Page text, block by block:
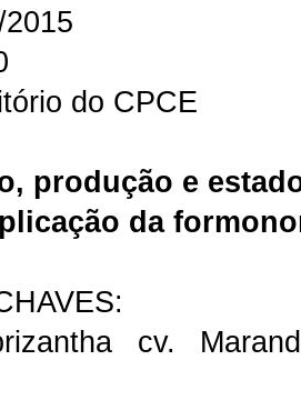
do CPCE
produção e
da
cv.